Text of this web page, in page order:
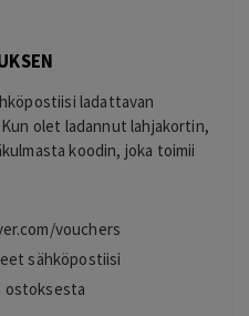
ladattavan
olet ladannut lahjakortin,
koodin, joka toimii
vouchers
sähköpostiisi
ostoksesta